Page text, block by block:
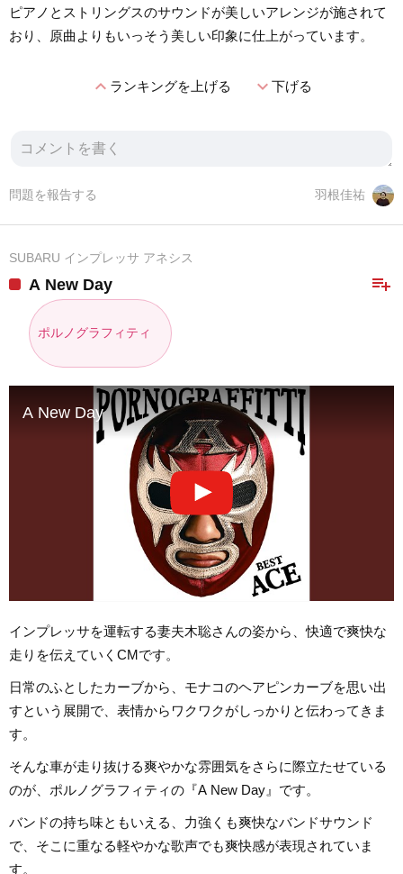
ピアノとストリングスのサウンドが美しいアレンジが施されて
おり、原曲よりもいっそう美しい印象に仕上がっています。
expand_lessランキングを上げる expand_more下げる
羽根佳祐
問題を報告する
SUBARU インプレッサ アネシス
playlist_add
A New Day
ポルノグラフィティ
A New Day
インプレッサを運転する妻夫木聡さんの姿から、快適で爽快な
走りを伝えていくCMです。
日常のふとしたカーブから、モナコのヘアピンカーブを思い出
すという展開で、表情からワクワクがしっかりと伝わってきま
す。
そんな車が走り抜ける爽やかな雰囲気をさらに際立たせている
のが、ポルノグラフィティの『A New Day』です。
バンドの持ち味ともいえる、力強くも爽快なバンドサウンド
で、そこに重なる軽やかな歌声でも爽快感が表現されていま
す。